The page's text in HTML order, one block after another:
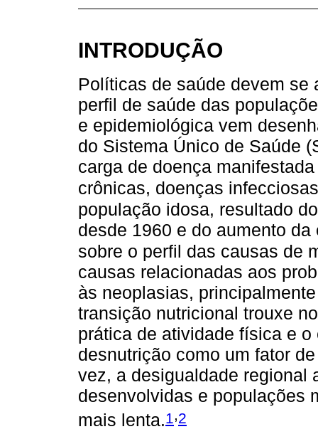
INTRODUÇÃO
Políticas de saúde devem se
perfil de saúde das
e epidemiológica vem
do Sistema Único de Saúde
carga de doença
crônicas, doenças
população idosa, resultado
desde 1960 e do aumento
sobre o perfil das causas de
causas relacionadas aos
às neoplasias,
transição nutricional trouxe
prática de atividade física e
desnutrição como um fator
vez, a desigualdade regional
desenvolvidas e populações
mais lenta.1 ,2